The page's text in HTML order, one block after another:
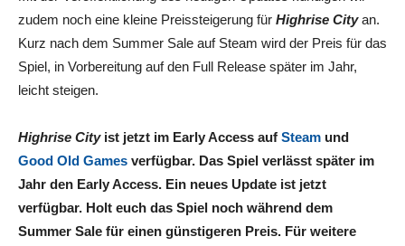
zudem noch eine kleine Preissteigerung für Highrise Cityan.
Kurz nach dem Summer Sale auf Steam wird der Preis für das
Spiel, in Vorbereitung auf den Full Release später im Jahr,
leicht steigen.
Highrise Cityist jetzt im Early Access auf Steam und
Good Old Games verfügbar. Das Spiel verlässt später im
Jahr den Early Access. Ein neues Update ist jetzt
verfügbar. Holt euch das Spiel noch während dem
Summer Sale für einen günstigeren Preis. Für weitere